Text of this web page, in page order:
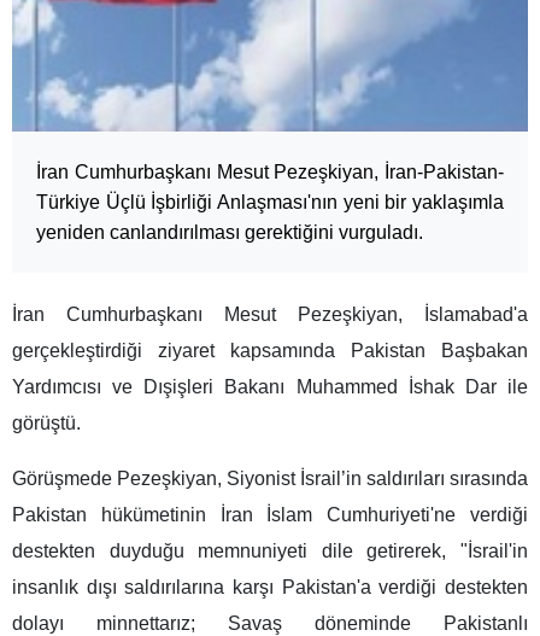
İran Cumhurbaşkanı Mesut Pezeşkiyan, İran-Pakistan-
Türkiye Üçlü İşbirliği Anlaşması'nın yeni bir yaklaşımla
yeniden canlandırılması gerektiğini vurguladı.
İran Cumhurbaşkanı Mesut Pezeşkiyan, İslamabad'a
gerçekleştirdiği ziyaret kapsamında Pakistan Başbakan
Yardımcısı ve Dışişleri Bakanı Muhammed İshak Dar ile
görüştü.
Görüşmede Pezeşkiyan, Siyonist İsrail’in saldırıları sırasında
Pakistan hükümetinin İran İslam Cumhuriyeti'ne verdiği
destekten duyduğu memnuniyeti dile getirerek, "İsrail'in
insanlık dışı saldırılarına karşı Pakistan'a verdiği destekten
dolayı minnettarız; Savaş döneminde Pakistanlı